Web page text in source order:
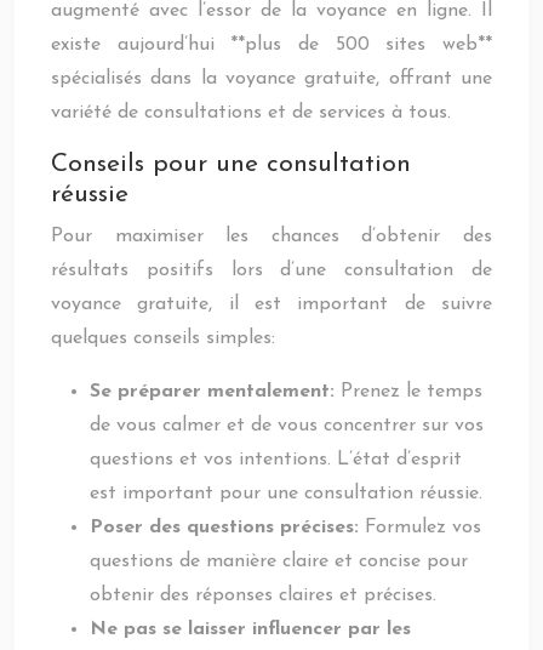
augmenté avec l’essor de la voyance en ligne. Il
existe aujourd’hui **plus de 500 sites web**
spécialisés dans la voyance gratuite, offrant une
variété de consultations et de services à tous.
Conseils pour une consultation
réussie
Pour maximiser les chances d’obtenir des
résultats positifs lors d’une consultation de
voyance gratuite, il est important de suivre
quelques conseils simples:
Se préparer mentalement: Prenez le temps
de vous calmer et de vous concentrer sur vos
questions et vos intentions. L’état d’esprit
est important pour une consultation réussie.
Poser des questions précises: Formulez vos
questions de manière claire et concise pour
obtenir des réponses claires et précises.
Ne pas se laisser influencer par les